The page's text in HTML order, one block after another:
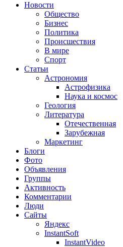
Новости
Общество
Бизнес
Политика
Происшествия
В мире
Спорт
Статьи
Астрономия
Астрофизика
Наука и космос
Геология
Литература
Отечественная
Зарубежная
Маркетинг
Блоги
Фото
Объявления
Группы
Активность
Комментарии
Люди
Сайты
Яндекс
InstantSoft
InstantVideo